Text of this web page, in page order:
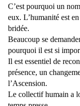
C’est pourquoi un
eux. L’humanité est
bridée.
Beaucoup se
pourquoi il est si
Il est essentiel de
présence, un
l’Ascension.
Le collectif humain a